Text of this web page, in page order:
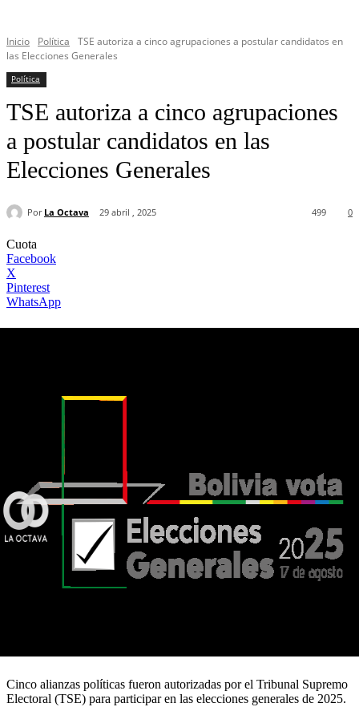
Inicio Política
TSE autoriza a cinco agrupaciones a postular candidatos en
las Elecciones Generales
Política
TSE autoriza a cinco agrupaciones
a postular candidatos en las
Elecciones Generales
Por La Octava 29 abril , 2025 0
499
Cuota
Facebook
X
Pinterest
WhatsApp
Cinco alianzas políticas fueron autorizadas por el Tribunal Supremo
Electoral (TSE) para participar en las elecciones generales de 2025.